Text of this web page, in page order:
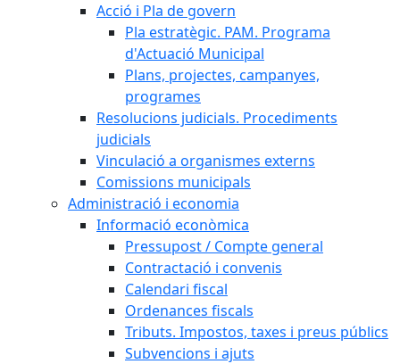
Acció i Pla de govern
Pla estratègic. PAM. Programa
d'Actuació Municipal
Plans, projectes, campanyes,
programes
Resolucions judicials. Procediments
judicials
Vinculació a organismes externs
Comissions municipals
Administració i economia
Informació econòmica
Pressupost / Compte general
Contractació i convenis
Calendari fiscal
Ordenances fiscals
Tributs. Impostos, taxes i preus públics
Subvencions i ajuts